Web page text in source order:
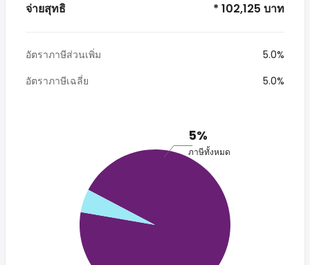
จ่ายสุทธิ * 102,125 บาท
อัตราภาษีส่วนเพิ่ม
5.0%
อัตราภาษีเฉลี่ย
5.0%
5%
ภาษีทั้งหมด